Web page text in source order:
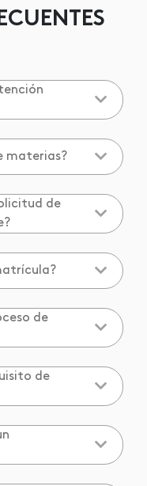
materias?
de
de
de